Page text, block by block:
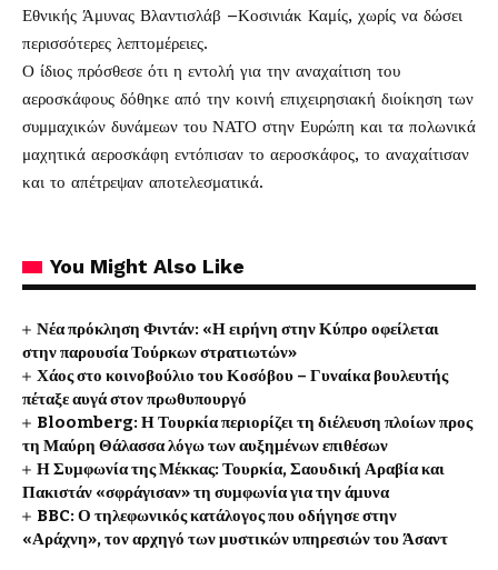
Εθνικής Άμυνας Βλαντισλάβ –Κοσινιάκ Καμίς, χωρίς να δώσει
περισσότερες λεπτομέρειες.
Ο ίδιος πρόσθεσε ότι η εντολή για την αναχαίτιση του
αεροσκάφους δόθηκε από την κοινή επιχειρησιακή διοίκηση των
συμμαχικών δυνάμεων του ΝΑΤΟ στην Ευρώπη και τα πολωνικά
μαχητικά αεροσκάφη εντόπισαν το αεροσκάφος, το αναχαίτισαν
και το απέτρεψαν αποτελεσματικά.
You Might Also Like
Νέα πρόκληση Φιντάν: «Η ειρήνη στην Κύπρο οφείλεται
στην παρουσία Τούρκων στρατιωτών»
Χάος στο κοινοβούλιο του Κοσόβου – Γυναίκα βουλευτής
πέταξε αυγά στον πρωθυπουργό
Bloomberg: Η Τουρκία περιορίζει τη διέλευση πλοίων προς
τη Μαύρη Θάλασσα λόγω των αυξημένων επιθέσων
Η Συμφωνία της Μέκκας: Τουρκία, Σαουδική Αραβία και
Πακιστάν «σφράγισαν» τη συμφωνία για την άμυνα
BBC: Ο τηλεφωνικός κατάλογος που οδήγησε στην
«Αράχνη», τον αρχηγό των μυστικών υπηρεσιών του Άσαντ